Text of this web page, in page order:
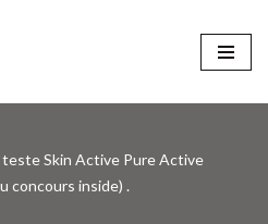
teste Skin Active Pure Active
concours inside) .